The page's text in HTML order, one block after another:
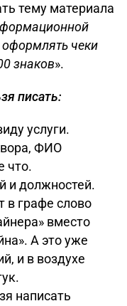
тему материала
оформлять чеки
знаков».
писать:
услуги.
ФИО
что.
и должностей.
в графе слово
вместо
А это уже
и в воздухе
написать